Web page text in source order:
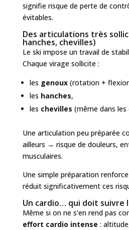
signifie risque de perte de
évitables.
Des articulations très
hanches, chevilles)
Le ski impose un travail de
Chaque virage sollicite :
les genoux(rotation +
les hanches,
les chevilles (même dans les
Une articulation peu préparée
ailleurs → risque de douleurs,
musculaires.
Une simple préparation
réduit significativement ces
Un cardio… qui doit suivre
Même si on ne s’en rend pas
effort cardio intense :